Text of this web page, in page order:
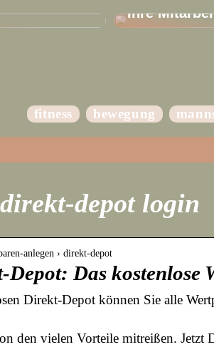
Ihre
fitness bewegung
depot login
anlegen › direkt-depot
Das kostenlose
Direkt-Depot können Sie alle
den vielen Vorteile mitreißen.